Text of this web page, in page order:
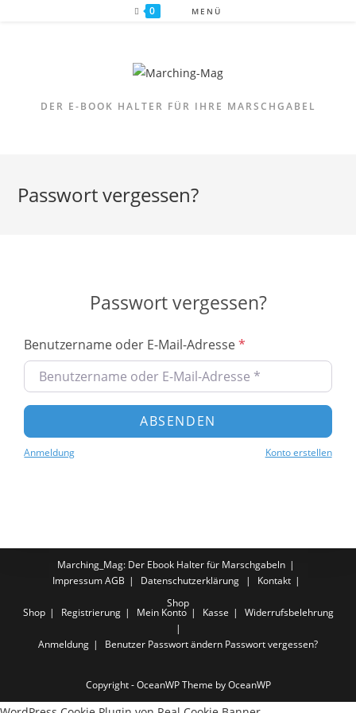
0 MENÜ
DER E-BOOK HALTER FÜR IHRE MARSCHGABEL
Passwort vergessen?
Passwort vergessen?
Benutzername oder E-Mail-Adresse*
ABSENDEN
Anmeldung Konto erstellen
Marching_Mag: Der Ebook Halter für Marschgabeln
Impressum AGB Datenschutzerklärung
Kontakt
Shop
Shop Registrierung Mein Konto Kasse Widerrufsbelehrung
Anmeldung Benutzer Passwort ändern Passwort vergessen?
Copyright - OceanWP Theme by OceanWP